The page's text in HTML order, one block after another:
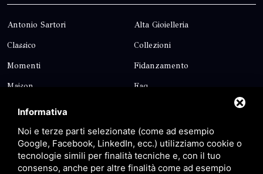
Antonio Sartori Alta Gioielleria
Classico Collezioni
Momenti Fidanzamento
Maison Faq
Blog
Sitemap Privacy
Contatti
Informativa
Noi e terze parti selezionate (come ad esempio
Google, Facebook, LinkedIn, ecc.) utilizziamo cookie o
tecnologie simili per finalità tecniche e, con il tuo
consenso, anche per altre finalità come ad esempio